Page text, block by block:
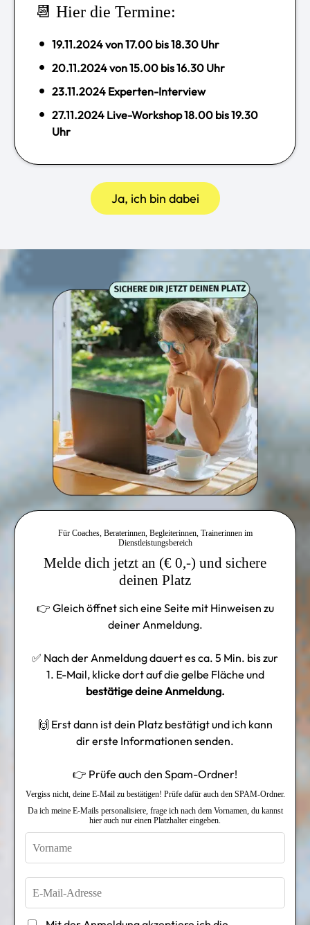
📆 Hier die Termine:
19.11.2024 von 17.00 bis 18.30 Uhr
20.11.2024 von 15.00 bis 16.30 Uhr
23.11.2024 Experten-Interview
27.11.2024 Live-Workshop 18.00 bis 19.30
Uhr
Ja, ich bin dabei
Für Coaches, Beraterinnen, Begleiterinnen, Trainerinnen im
Dienstleistungsbereich
Melde dich jetzt an (€ 0,-) und sichere
deinen Platz
👉 Gleich öffnet sich eine Seite mit Hinweisen zu
deiner Anmeldung.
✅ Nach der Anmeldung dauert es ca. 5 Min. bis zur
1. E-Mail, klicke dort auf die gelbe Fläche und
bestätige deine Anmeldung.
🙌 Erst dann ist dein Platz bestätigt und ich kann
dir erste Informationen senden.
👉 Prüfe auch den Spam-Ordner!
Vergiss nicht, deine E-Mail zu bestätigen! Prüfe dafür auch den SPAM-Ordner.
Da ich meine E-Mails personalisiere, frage ich nach dem Vornamen, du kannst
hier auch nur einen Platzhalter eingeben.